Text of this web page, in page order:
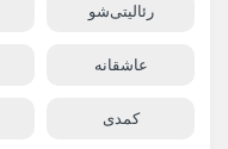
رئالیتی‌شو
عاشقانه
کمدی